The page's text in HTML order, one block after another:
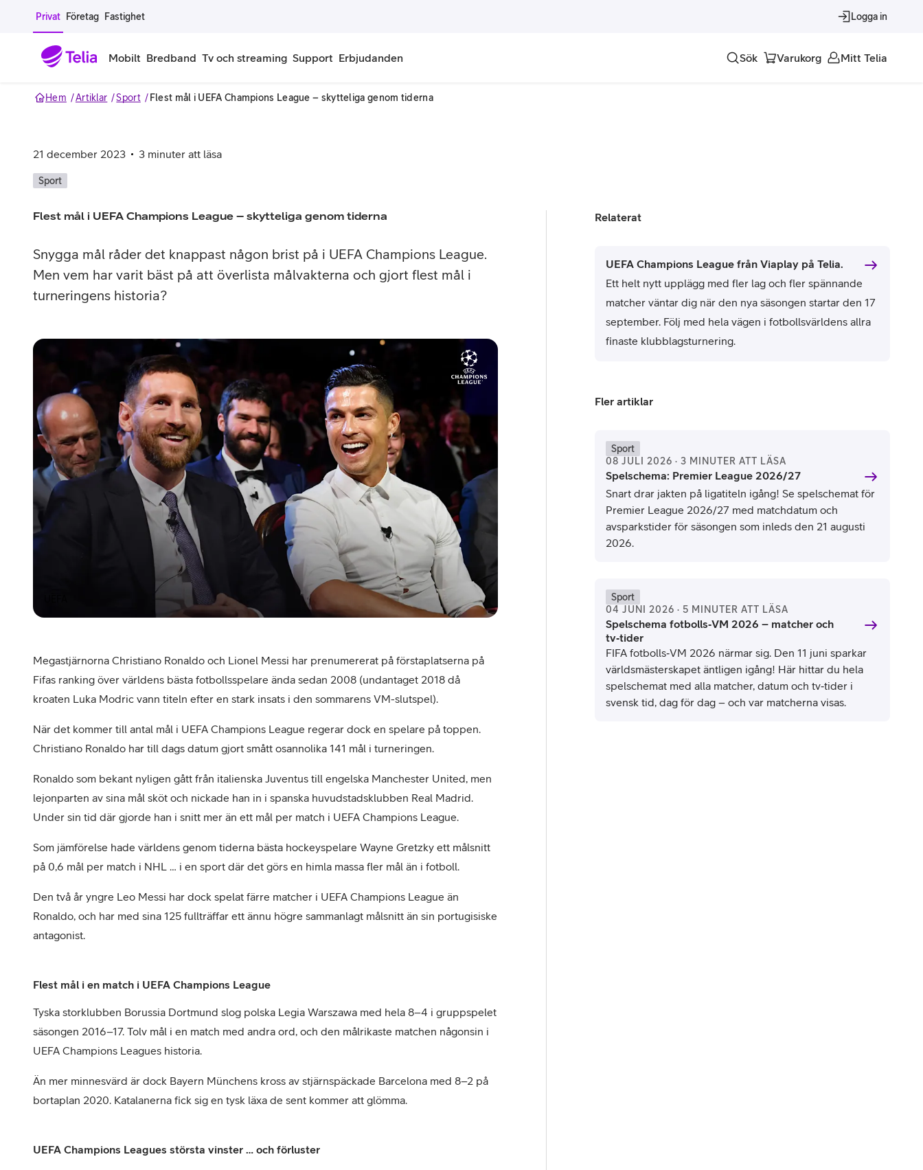
Gå till sidans innehåll
Privat Företag Fastighet Logga in
Mobilt
Samsung Galaxy
Google Pixel
Begagnade mobiltelefoner
Mobilskal
Laddare
Hörlurar
Extra användare Laddningscheck
Smartwatches
Apple Watch
Samsung Galaxy Watch
Alla smartwatches
Surfplattor
4G/5G Surfplattor
Wifi Surfplattor
Tillbehör
Bredband Tv och streaming Support Erbjudanden Sök Varukorg Mitt Telia
Hem Artiklar Sport Flest mål i UEFA Champions League – skytteliga genom tiderna
21 december 2023 3 minuter att läsa
Sport
Flest mål i UEFA Champions League – skytteliga genom tiderna
Snygga mål råder det knappast någon brist på i UEFA Champions League.
Men vem har varit bäst på att överlista målvakterna och gjort flest mål i
turneringens historia?
Megastjärnorna Christiano Ronaldo och Lionel Messi har prenumererat på förstaplatserna på
Fifas ranking över världens bästa fotbollsspelare ända sedan 2008 (undantaget 2018 då
kroaten Luka Modric vann titeln efter en stark insats i den sommarens VM-slutspel).
När det kommer till antal mål i UEFA Champions League regerar dock en spelare på toppen.
Christiano Ronaldo har till dags datum gjort smått osannolika 141 mål i turneringen.
Ronaldo som bekant nyligen gått från italienska Juventus till engelska Manchester United, men
lejonparten av sina mål sköt och nickade han in i spanska huvudstadsklubben Real Madrid.
Under sin tid där gjorde han i snitt mer än ett mål per match i UEFA Champions League.
Som jämförelse hade världens genom tiderna bästa hockeyspelare Wayne Gretzky ett målsnitt
på 0,6 mål per match i NHL … i en sport där det görs en himla massa fler mål än i fotboll.
Den två år yngre Leo Messi har dock spelat färre matcher i UEFA Champions League än
Ronaldo, och har med sina 125 fullträffar ett ännu högre sammanlagt målsnitt än sin portugisiske
antagonist.
Flest mål i en match i UEFA Champions League
Tyska storklubben Borussia Dortmund slog polska Legia Warszawa med hela 8–4 i gruppspelet
säsongen 2016–17. Tolv mål i en match med andra ord, och den målrikaste matchen någonsin i
UEFA Champions Leagues historia.
Än mer minnesvärd är dock Bayern Münchens kross av stjärnspäckade Barcelona med 8–2 på
bortaplan 2020. Katalanerna fick sig en tysk läxa de sent kommer att glömma.
UEFA Champions Leagues största vinster … och förluster
Relaterat
UEFA Champions League från Viaplay på Telia.
Ett helt nytt upplägg med fler lag och fler spännande
matcher väntar dig när den nya säsongen startar den 17
september. Följ med hela vägen i fotbollsvärldens allra
finaste klubblagsturnering.
Fler artiklar
Sport
08 JULI 2026 · 3 MINUTER ATT LÄSA
Spelschema: Premier League 2026/27
Snart drar jakten på ligatiteln igång! Se spelschemat för
Premier League 2026/27 med matchdatum och
avsparkstider för säsongen som inleds den 21 augusti
2026.
Sport
04 JUNI 2026 · 5 MINUTER ATT LÄSA
Spelschema fotbolls‑VM 2026 – matcher och
tv‑tider
FIFA fotbolls‑VM 2026 närmar sig. Den 11 juni sparkar
världsmästerskapet äntligen igång! Här hittar du hela
spelschemat med alla matcher, datum och tv‑tider i
svensk tid, dag för dag – och var matcherna visas.